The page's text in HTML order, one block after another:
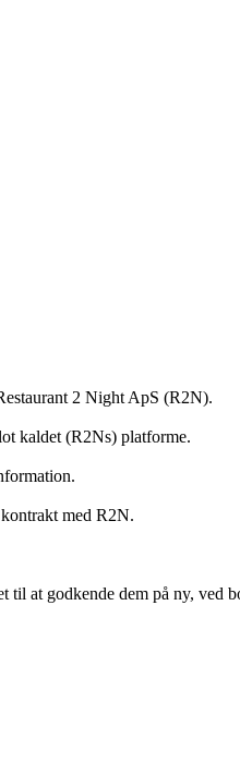
2 Night ApS (R2N).
kaldet (R2Ns) platforme.
med R2N.
at godkende dem på ny, ved